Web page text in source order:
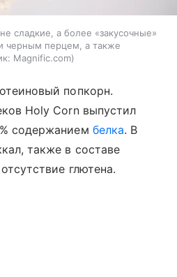
сладкие, а более «закусочные»
черным перцем, а также
Magnific.com
попкорн.
Holy Corn выпустил
содержанием белка. В
также в составе
глютена.